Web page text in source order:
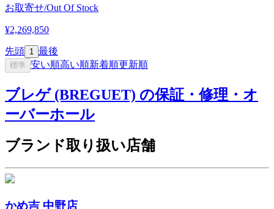
お取寄せ/Out Of Stock
¥2,269,850
先頭 1 最後
標準 安い順高い順新着順更新順
ブレゲ (BREGUET) の保証・修理・オ
ーバーホール
ブランド取り扱い店舗
かめ吉 中野店